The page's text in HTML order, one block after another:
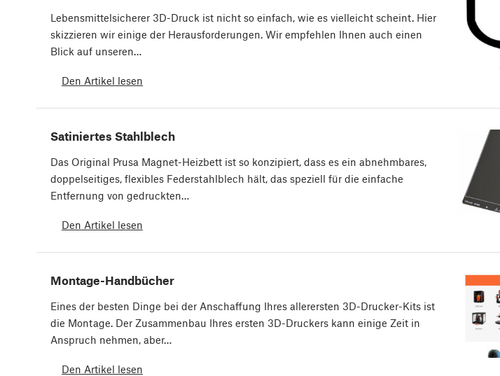
Lebensmittelsicherer 3D-Druck ist nicht so einfach, wie es vielleicht scheint. Hier
skizzieren wir einige der Herausforderungen. Wir empfehlen Ihnen auch einen
Blick auf unseren…
Den Artikel lesen
Satiniertes Stahlblech
Das Original Prusa Magnet-Heizbett ist so konzipiert, dass es ein abnehmbares,
doppelseitiges, flexibles Federstahlblech hält, das speziell für die einfache
Entfernung von gedruckten…
Den Artikel lesen
Montage-Handbücher
Eines der besten Dinge bei der Anschaffung Ihres allerersten 3D-Drucker-Kits ist
die Montage. Der Zusammenbau Ihres ersten 3D-Druckers kann einige Zeit in
Anspruch nehmen, aber…
Den Artikel lesen